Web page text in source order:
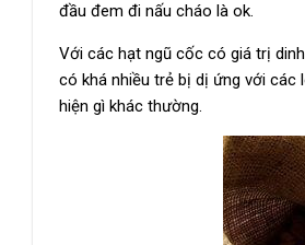
đầu đem đi nấu cháo là ok.
Với các hạt ngũ cốc có giá trị
có khá nhiều trẻ bị dị ứng với các
hiện gì khác thường.